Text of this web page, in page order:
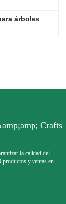
árboles
Crafts
la calidad del
productos y ventas en